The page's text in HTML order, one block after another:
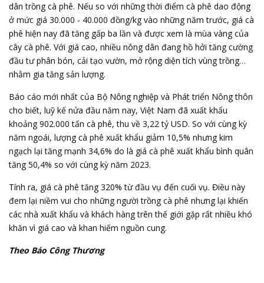
dân trồng cà phê. Nếu so với những thời điểm cà phê dao động
ở mức giá 30.000 - 40.000 đồng/kg vào những năm trước, giá cà
phê hiện nay đã tăng gấp ba lần và được xem là mùa vàng của
cây cà phê. Với giá cao, nhiều nông dân đang hồ hởi tăng cường
đầu tư phân bón, cải tạo vườn, mở rộng diện tích vùng trồng…
nhằm gia tăng sản lượng.
Báo cáo mới nhất của Bộ Nông nghiệp và Phát triển Nông thôn
cho biết, luỹ kế nửa đầu năm nay, Việt Nam đã xuất khẩu
khoảng 902.000 tấn cà phê, thu về 3,22 tỷ USD. So với cùng kỳ
năm ngoái, lượng cà phê xuất khẩu giảm 10,5% nhưng kim
ngạch lại tăng mạnh 34,6% do là giá cà phê xuất khẩu bình quân
tăng 50,4% so với cùng kỳ năm 2023.
Tính ra, giá cà phê tăng 320% từ đầu vụ đến cuối vụ. Điều này
đem lại niềm vui cho những người trồng cà phê nhưng lại khiến
các nhà xuất khẩu và khách hàng trên thế giới gặp rất nhiều khó
khăn vì giá cao và khan hiếm nguồn cung.
Theo Báo Công Thương